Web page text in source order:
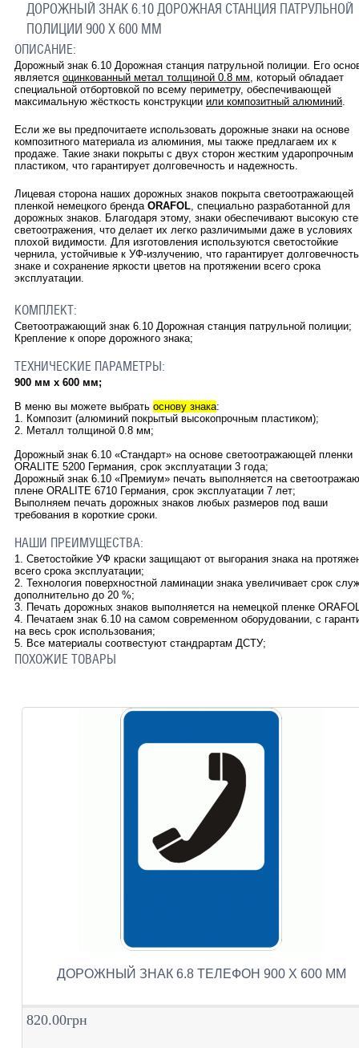
ДОРОЖНЫЙ ЗНАК 6.10 ДОРОЖНАЯ СТАНЦИЯ ПАТРУЛЬНОЙ
ПОЛИЦИИ 900 Х 600 ММ
ОПИСАНИЕ:
Дорожный знак 6.10 Дорожная станция патрульной полиции. Его
является оцинкованный метал толщиной 0.8 мм, который обладает
специальной отбортовкой по всему периметру, обеспечивающей
максимальную жёсткость конструкции или композитный алюминий.
Если же вы предпочитаете использовать дорожные знаки на основе
композитного материала из алюминия, мы также предлагаем их к
продаже. Такие знаки покрыты с двух сторон жестким ударопрочным
пластиком, что гарантирует долговечность и надежность.
Лицевая сторона наших дорожных знаков покрыта светоотражающей
пленкой немецкого бренда ORAFOL, специально разработанной для
дорожных знаков. Благодаря этому, знаки обеспечивают высокую
светоотражения, что делает их легко различимыми даже в условиях
плохой видимости. Для изготовления используются светостойкие
чернила, устойчивые к УФ-излучению, что гарантирует
знаке и сохранение яркости цветов на протяжении всего срока
эксплуатации.
КОМПЛЕКТ:
Светоотражающий знак 6.10 Дорожная станция патрульной полиции;
Крепление к опоре дорожного знака;
ТЕХНИЧЕСКИЕ ПАРАМЕТРЫ:
900 мм х 600 мм;
В меню вы можете выбрать основу знака:
1. Композит (алюминий покрытый высокопрочным пластиком);
2. Металл толщиной 0.8 мм;
Дорожный знак 6.10 «Стандарт» на основе светоотражающей пленки
ORALITE 5200 Германия, срок эксплуатации 3 года;
Дорожный знак 6.10 «Премиум» печать выполняется на
плене ORALITE 6710 Германия, срок эксплуатации 7 лет;
Выполняем печать дорожных знаков любых размеров под ваши
требования в короткие сроки.
НАШИ ПРЕИМУЩЕСТВА:
1. Светостойкие УФ краски защищают от выгорания знака на
всего срока эксплуатации;
2. Технология поверхностной ламинации знака увеличивает срок
дополнительно до 20 %;
3. Печать дорожных знаков выполняется на немецкой пленке
4. Печатаем знак 6.10 на самом современном оборудовании, с
на весь срок использования;
5. Все материалы соотвестуют стандрартам ДСТУ;
ПОХОЖИЕ ТОВАРЫ
ДОРОЖНЫЙ ЗНАК 6.8 ТЕЛЕФОН 900 Х 600 ММ
820.00грн